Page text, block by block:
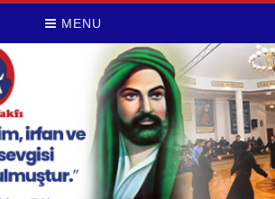
MENU